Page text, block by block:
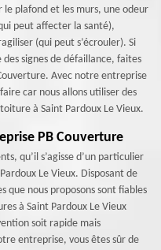
le plafond et les murs, une odeur
peut affecter la santé),
(qui peut s’écrouler). Si
signes de défaillance, faites
Avec notre entreprise
car nous allons utiliser des
à Saint Pardoux Le Vieux.
PB Couverture
qu’il s’agisse d’un particulier
Le Vieux. Disposant de
que nous proposons sont fiables
à Saint Pardoux Le Vieux
soit rapide mais
entreprise, vous êtes sûr de